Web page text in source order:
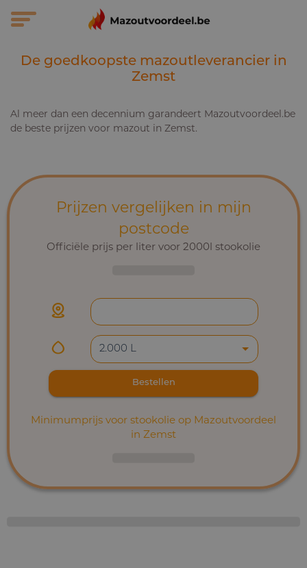
De goedkoopste mazoutleverancier in
Zemst
Al meer dan een decennium garandeert Mazoutvoordeel.be
de beste prijzen voor mazout in Zemst.
Prijzen vergelijken in mijn
postcode
Officiële prijs per liter voor 2000l stookolie
2.000 L
Bestellen
Minimumprijs voor stookolie op Mazoutvoordeel
in Zemst